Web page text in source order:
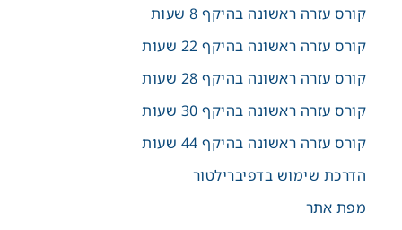
קורס עזרה ראשונה בהיקף 8 שעות
קורס עזרה ראשונה בהיקף 22 שעות
קורס עזרה ראשונה בהיקף 28 שעות
קורס עזרה ראשונה בהיקף 30 שעות
קורס עזרה ראשונה בהיקף 44 שעות
הדרכת שימוש בדפיברילטור
מפת אתר